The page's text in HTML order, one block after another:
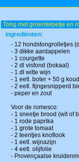
Tong met groentetoetje en
ingrediënten:
- 12 hondstongrolletjes
- 3 dikke aardappelen
- 1 courgette
- 2 dl visfond (bokaal)
- 1 dl witte wijn
- 1 eetl. boter + 50 g
- 2 eetl. fijngesnipperd
- peper en zout
Voor de romesco:
- 1 sneetje brood (wit of
- 1 rode paprika
- 1 grote tomaat
- 2 teentjes knoflook
- 1 eetl. wijnazijn
- 4 eetl. olijfolie
- Provençaalse